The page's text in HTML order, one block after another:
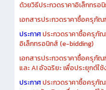
ประกาศ ประกวดราคาซื้อครุภั
ด้วยวิธีประกวดราคาอิเล็กทรอ
เอกสารประกวดราคาซื้อครุภั
ประกาศประกวดราคาซื้อครุภั
อิเล็กทรอนิกส์ (e-bidding)
เอกสารประกวดราคาซื้อครุภั
และ AI อัจฉริยะ เพื่อประยุกต์ใ